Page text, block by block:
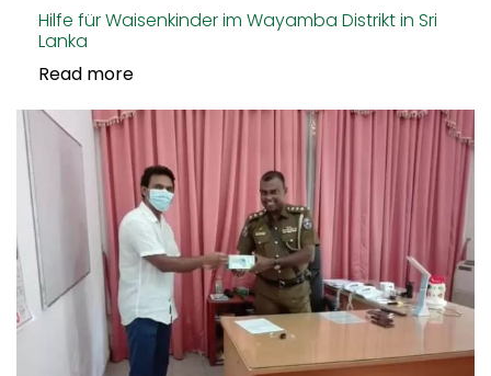
Hilfe für Waisenkinder im Wayamba Distrikt in Sri
Lanka
Read more